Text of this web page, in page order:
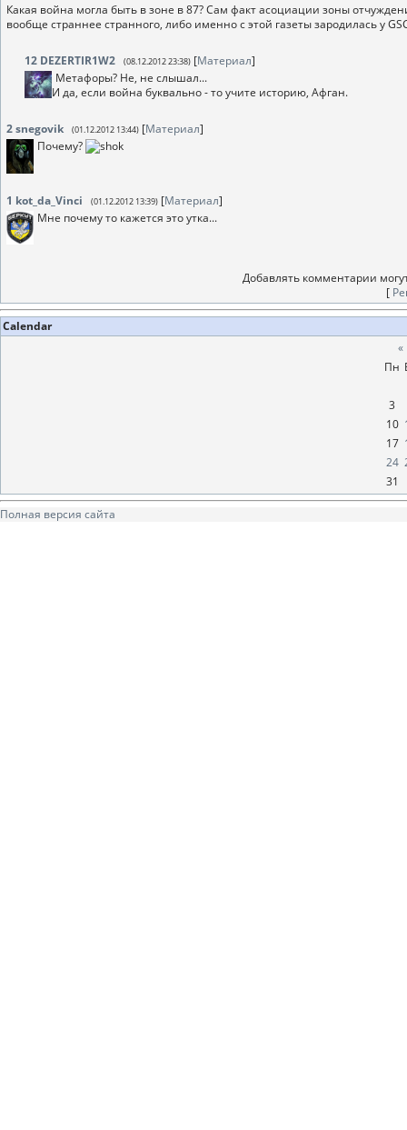
Какая война могла быть в зоне в 87? Сам факт асоциации зоны
вообще страннее странного, либо именно с этой газеты зародилась у
12 DEZERTIR1W2 (08.12.2012 23:38) [Материал]
Метафоры? Не, не слышал...
И да, если война буквально - то учите историю, Афган.
2snegovik (01.12.2012 13:44) [Материал]
Почему?
1 kot_da_Vinci (01.12.2012 13:39) [Материал]
Мне почему то кажется это утка...
Добавлять комментарии
[
Calendar
«
Пн
3
10
17
24
31
Полная версия сайта